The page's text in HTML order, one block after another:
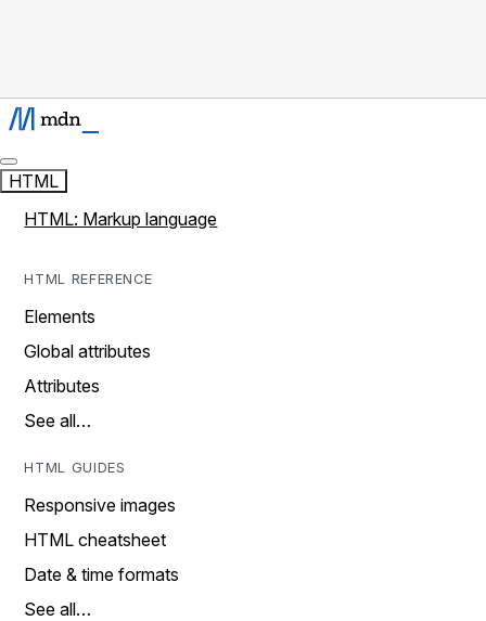
HTML
HTML: Markup language
HTML REFERENCE
Elements
Global attributes
Attributes
See all…
HTML GUIDES
Responsive images
HTML cheatsheet
Date & time formats
See all…